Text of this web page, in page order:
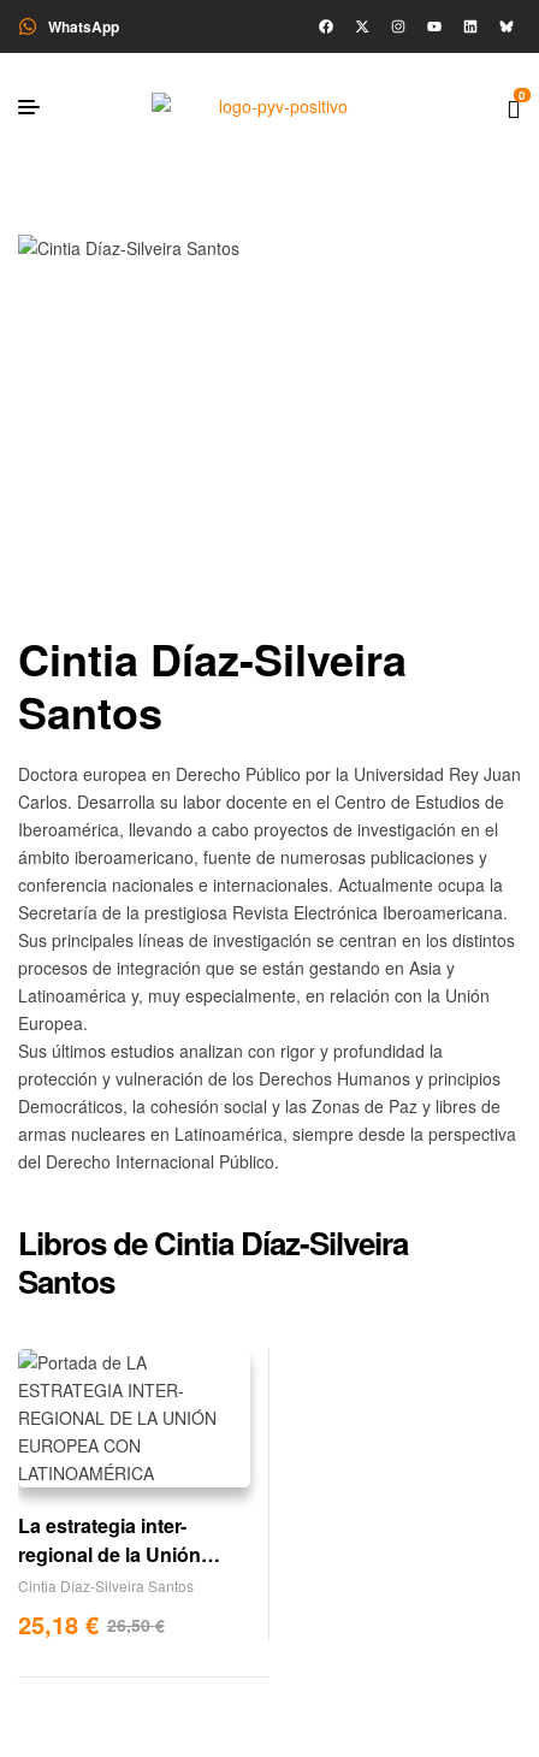
WhatsApp
0
Cintia Díaz-Silveira
Santos
Doctora europea en Derecho Público por la Universidad Rey Juan
Carlos. Desarrolla su labor docente en el Centro de Estudios de
Iberoamérica, llevando a cabo proyectos de investigación en el
ámbito iberoamericano, fuente de numerosas publicaciones y
conferencia nacionales e internacionales. Actualmente ocupa la
Secretaría de la prestigiosa Revista Electrónica Iberoamericana.
Sus principales líneas de investigación se centran en los distintos
procesos de integración que se están gestando en Asia y
Latinoamérica y, muy especialmente, en relación con la Unión
Europea.
Sus últimos estudios analizan con rigor y profundidad la
protección y vulneración de los Derechos Humanos y principios
Democráticos, la cohesión social y las Zonas de Paz y libres de
armas nucleares en Latinoamérica, siempre desde la perspectiva
del Derecho Internacional Público.
Libros de Cintia Díaz-Silveira
Santos
La estrategia inter-
regional de la Unión
Europea con
Latinoamérica
Cintia Díaz-Silveira Santos
26,50€
25,18 €